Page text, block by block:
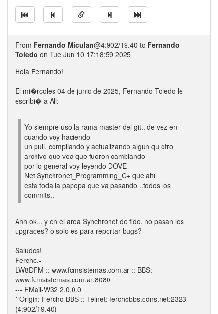
From Fernando Miculan@4:902/19.40 to Fernando
Toledo on Tue Jun 10 17:18:59 2025
Hola Fernando!
El mi�rcoles 04 de junio de 2025, Fernando Toledo le
escribi� a All:
Yo siempre uso la rama master del git.. de vez en
cuando voy haciendo
un pull, compilando y actualizando algun qu otro
archivo que vea que fueron cambiando
por lo general voy leyendo DOVE-
Net.Synchronet_Programming_C+ que ahi
esta toda la papopa que va pasando ..todos los
commits..
Ahh ok... y en el area Synchronet de fido, no pasan los
upgrades? o solo es para reportar bugs?
Saludos!
Fercho.-
LW8DFM :: www.fcmsistemas.com.ar :: BBS:
www.fcmsistemas.com.ar:8080
--- FMail-W32 2.0.0.0
* Origin: Fercho BBS :: Telnet: ferchobbs.ddns.net:2323
(4:902/19.40)